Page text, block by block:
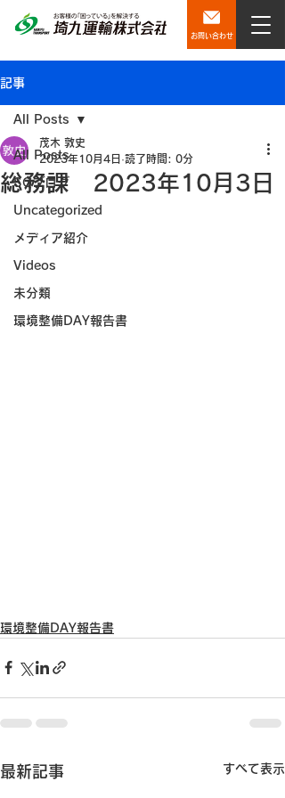
お問い合わせ
記事
All Posts
SQブログ
Uncategorized
メディア紹介
Videos
未分類
環境整備DAY報告書
All Posts
総務課 2023年10月3日
茂木 敦史
2023年10月4日 読了時間: 0分
環境整備DAY報告書
最新記事 すべて表示